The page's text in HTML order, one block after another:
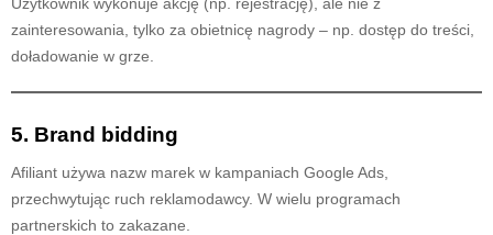
zainteresowania, tylko za obietnicę nagrody – np. dostęp do treści,
doładowanie w grze.
5. Brand bidding
Afiliant używa nazw marek w kampaniach Google Ads,
przechwytując ruch reklamodawcy. W wielu programach
partnerskich to zakazane.